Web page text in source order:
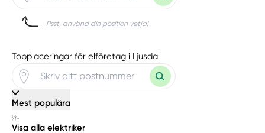
Psst, använd din position vetja!
Topplaceringar för elföretag i Ljusdal
Mest populära
Visa alla elektriker